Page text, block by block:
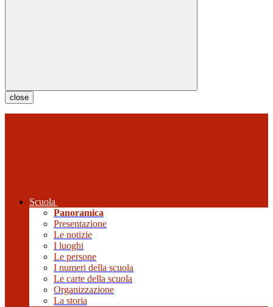
close
Scuola
Panoramica
Presentazione
Le notizie
I luoghi
Le persone
I numeri della scuola
Le carte della scuola
Organizzazione
La storia